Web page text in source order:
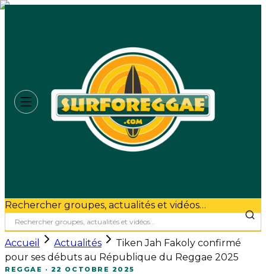
Rechercher groupes, actualités et vidéos…
Accueil Actualités
Tiken Jah Fakoly confirmé
pour ses débuts au République du Reggae 2025
REGGAE · 22 OCTOBRE 2025